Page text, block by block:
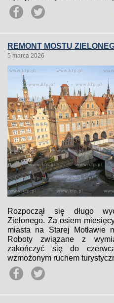
REMONT MOSTU
5 marca 2026
Rozpoczął się długo
Zielonego. Za osiem
miasta na Starej Motławie
Roboty związane z
zakończyć się do
wzmożonym ruchem